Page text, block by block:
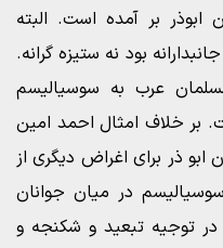
بر آمده است. البته
بود نه ستیزه گرانه.
عرب به سوسیالیسم
بر خلاف امثال احمد امین
ابو ذر برای اغراض دیگری از
در میان جوانان
توجیه تبعید و شکنجه و